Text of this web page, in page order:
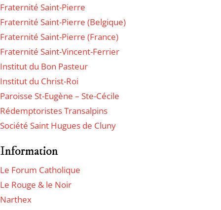
Fraternité Saint-Pierre
Fraternité Saint-Pierre (Belgique)
Fraternité Saint-Pierre (France)
Fraternité Saint-Vincent-Ferrier
Institut du Bon Pasteur
Institut du Christ-Roi
Paroisse St-Eugène – Ste-Cécile
Rédemptoristes Transalpins
Société Saint Hugues de Cluny
Information
Le Forum Catholique
Le Rouge & le Noir
Narthex